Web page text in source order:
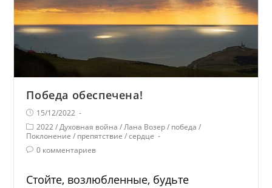
Победа обеспечена!
15/12/2022
2022 / Духовная война / Лана Возер / победа /
Поклонение / препятствие / сердце
0 комментариев
Стойте, возлюбленные, будьте